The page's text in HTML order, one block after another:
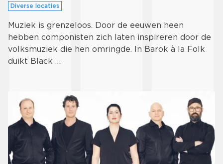
Diverse locaties
Muziek is grenzeloos. Door de eeuwen heen
hebben componisten zich laten inspireren door de
volksmuziek die hen omringde. In Barok à la Folk
duikt Black …